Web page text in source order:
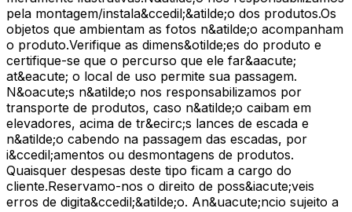
pela montagem/instala&ccedil;&atilde;o dos produtos.Os
objetos que ambientam as fotos n&atilde;o acompanham
o produto.Verifique as dimens&otilde;es do produto e
certifique-se que o percurso que ele far&aacute;
at&eacute; o local de uso permite sua passagem.
N&oacute;s n&atilde;o nos responsabilizamos por
transporte de produtos, caso n&atilde;o caibam em
elevadores, acima de tr&ecirc;s lances de escada e
n&atilde;o cabendo na passagem das escadas, por
i&ccedil;amentos ou desmontagens de produtos.
Quaisquer despesas deste tipo ficam a cargo do
cliente.Reservamo-nos o direito de poss&iacute;veis
erros de digita&ccedil;&atilde;o. An&uacute;ncio sujeito a